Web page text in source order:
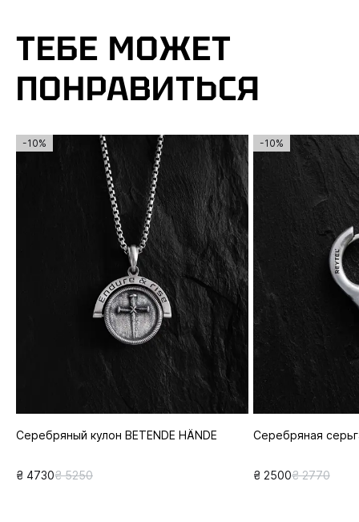
ТЕБЕ МОЖЕТ
ПОНРАВИТЬСЯ
-10%
Серебряный кулон BETENDE HÄNDE
₴ 4730₴ 5250
-10%
Серебряная
₴ 2500₴ 2770